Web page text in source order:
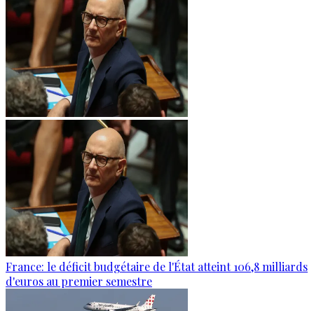
France: le déficit budgétaire de l'État atteint 106,8 milliards
d'euros au premier semestre